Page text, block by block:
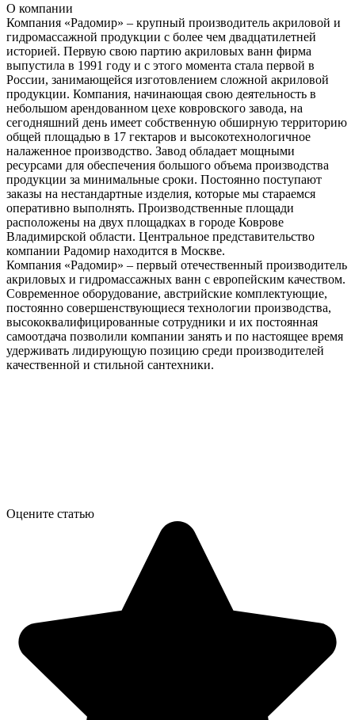
О компании
Компания «Радомир» – крупный производитель акриловой и
гидромассажной продукции с более чем двадцатилетней
историей. Первую свою партию акриловых ванн фирма
выпустила в 1991 году и с этого момента стала первой в
России, занимающейся изготовлением сложной акриловой
продукции. Компания, начинающая свою деятельность в
небольшом арендованном цехе ковровского завода, на
сегодняшний день имеет собственную обширную территорию
общей площадью в 17 гектаров и высокотехнологичное
налаженное производство. Завод обладает мощными
ресурсами для обеспечения большого объема производства
продукции за минимальные сроки. Постоянно поступают
заказы на нестандартные изделия, которые мы стараемся
оперативно выполнять. Производственные площади
расположены на двух площадках в городе Коврове
Владимирской области. Центральное представительство
компании Радомир находится в Москве.
Компания «Радомир» – первый отечественный производитель
акриловых и гидромассажных ванн с европейским качеством.
Современное оборудование, австрийские комплектующие,
постоянно совершенствующиеся технологии производства,
высококвалифицированные сотрудники и их постоянная
самоотдача позволили компании занять и по настоящее время
удерживать лидирующую позицию среди производителей
качественной и стильной сантехники.
Оцените статью